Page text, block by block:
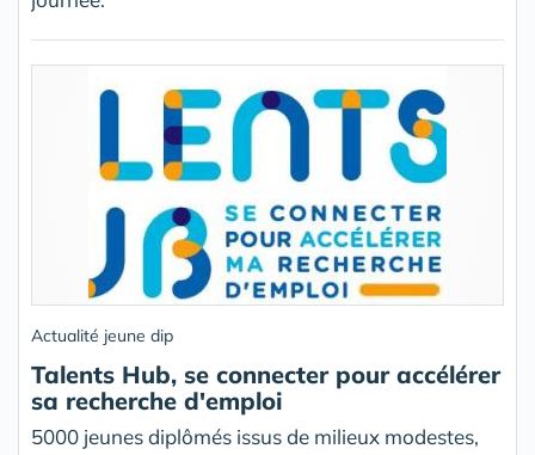
Actualité jeune dip
Talents Hub, se connecter pour accélérer
sa recherche d'emploi
5000 jeunes diplômés issus de milieux modestes,